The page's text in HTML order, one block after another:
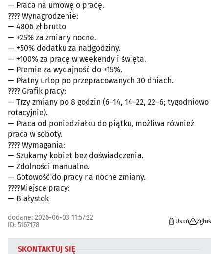
— Praca na umowę o pracę.
???? Wynagrodzenie:
— 4806 zł brutto
— +25% za zmiany nocne.
— +50% dodatku za nadgodziny.
— +100% za pracę w weekendy i święta.
— Premie za wydajność do +15%.
— Płatny urlop po przepracowanych 30 dniach.
???? Grafik pracy:
— Trzy zmiany po 8 godzin (6–14, 14–22, 22–6; tygodniowo
rotacyjnie).
— Praca od poniedziałku do piątku, możliwa również
praca w soboty.
???? Wymagania:
— Szukamy kobiet bez doświadczenia.
— Zdolności manualne.
— Gotowość do pracy na nocne zmiany.
????Miejsce pracy:
— Białystok
dodane: 2026-06-03 11:57:22
ID: 5167178
Usuń Zgłoś
SKONTAKTUJ SIĘ